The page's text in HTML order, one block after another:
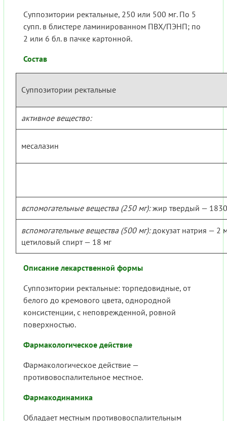
Суппозитории ректальные, 250 или 500 мг. По 5
супп. в блистере ламинированном ПВХ/ПЭНП; по
2 или 6 бл. в пачке картонной.
Состав
Суппозитории ректальные
активное вещество:
месалазин
вспомогательные вещества (250 мг):жир твердый —
вспомогательные вещества (500 мг):докузат натрия — 2
цетиловый спирт — 18 мг
Описание лекарственной формы
Суппозитории ректальные: торпедовидные, от
белого до кремового цвета, однородной
консистенции, с неповрежденной, ровной
поверхностью.
Фармакологическое действие
Фармакологическое действие —
противовоспалительное местное.
Фармакодинамика
Обладает местным противовоспалительным